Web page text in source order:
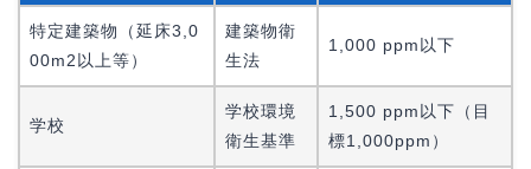
特定建築物（延床3,0
00m2以上等）
建築物衛
生法
1,000 ppm以下
学校
学校環境
衛生基準
1,500 ppm以下（目
標1,000ppm）